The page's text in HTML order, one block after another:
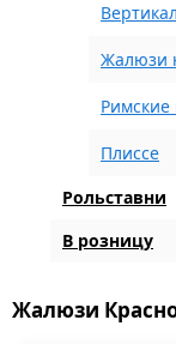
Жалюзи
Плиссе
Рольставни
В розницу
Жалюзи